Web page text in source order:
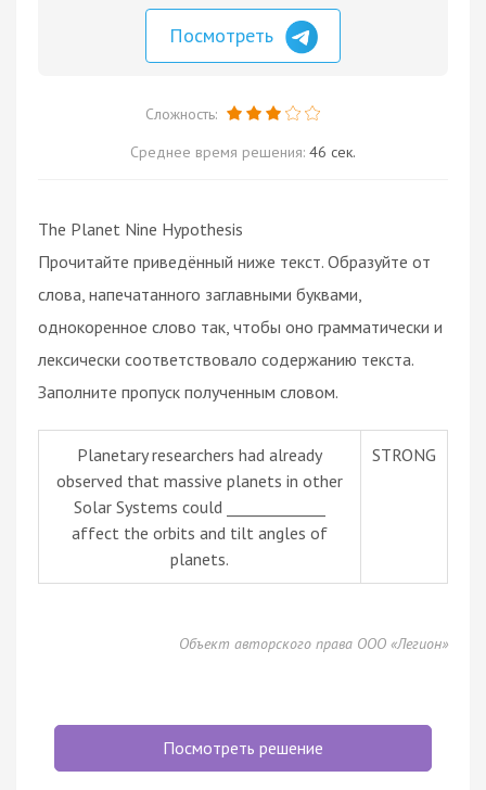
Посмотреть
Сложность:
Среднее время решения: 46 сек.
The Planet Nine Hypothesis
Прочитайте приведённый ниже текст. Образуйте от
слова, напечатанного заглавными буквами,
однокоренное слово так, чтобы оно грамматически и
лексически соответствовало содержанию текста.
Заполните пропуск полученным словом.
Planetary researchers had already
observed that massive planets in other
Solar Systems could _____________
affect the orbits and tilt angles of
planets.
STRONG
Объект авторского права ООО «Легион»
Посмотреть решение